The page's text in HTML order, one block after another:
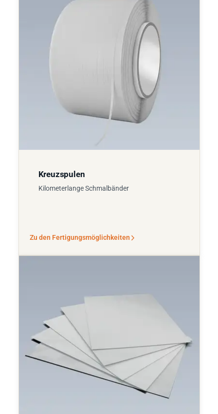
Kreuzspulen
Kilometerlange Schmalbänder
Zu den Fertigungsmöglichkeiten